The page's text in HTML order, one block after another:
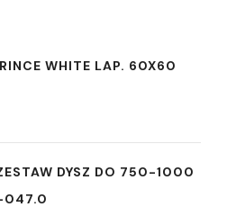
WHITE LAP. 60X60
DYSZ DO 750-1000
047.0